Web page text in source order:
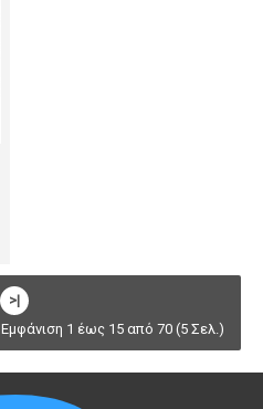
>|
Εμφάνιση 1 έως 15 από 70 (5 Σελ.)